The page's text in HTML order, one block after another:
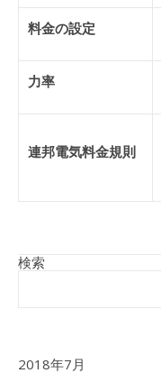
料金の設定
力率
連邦電気料金規則
検索
2018年7月